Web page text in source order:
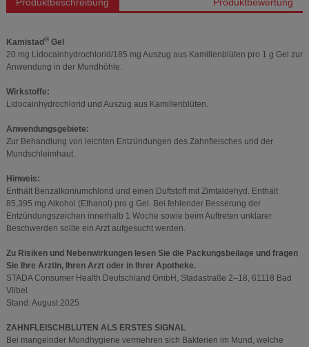
Kamistad®Gel
20 mg Lidocainhydrochlorid/185 mg Auszug aus Kamillenblüten pro 1 g Gel zur
Anwendung in der Mundhöhle.
Wirkstoffe:
Lidocainhydrochlorid und Auszug aus Kamillenblüten.
Anwendungsgebiete:
Zur Behandlung von leichten Entzündungen des Zahnfleisches und der
Mundschleimhaut.
Hinweis:
Enthält Benzalkoniumchlorid und einen Duftstoff mit Zimtaldehyd. Enthält
85,395 mg Alkohol (Ethanol) pro g Gel. Bei fehlender Besserung der
Entzündungszeichen innerhalb 1 Woche sowie beim Auftreten unklarer
Beschwerden sollte ein Arzt aufgesucht werden.
Zu Risiken und Nebenwirkungen lesen Sie die Packungsbeilage und fragen
Sie Ihre Ärztin, Ihren Arzt oder in Ihrer Apotheke.
STADA Consumer Health Deutschland GmbH, Stadastraße 2–18, 61118 Bad
Vilbel
Stand: August 2025
ZAHNFLEISCHBLUTEN ALS ERSTES SIGNAL
Bei mangelnder Mundhygiene vermehren sich Bakterien im Mund, welche